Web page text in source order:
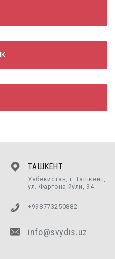
ТАШКЕНТ
Узбекистан, г. Ташкент,
ул. Фаргона йули, 94
+998773250882
info@svydis.uz